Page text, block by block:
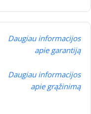
Daugiau informacijos
apie garantiją
Daugiau informacijos
apie grąžinimą